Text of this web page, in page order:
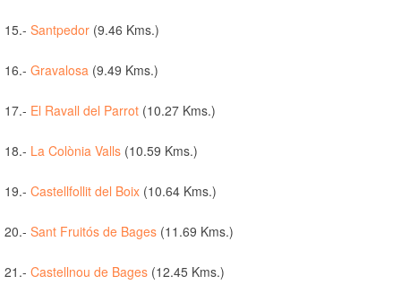
15.- Santpedor (9.46 Kms.)
16.- Gravalosa (9.49 Kms.)
17.- El Ravall del Parrot (10.27 Kms.)
18.- La Colònia Valls (10.59 Kms.)
19.- Castellfollit del Boix (10.64 Kms.)
20.- Sant Fruitós de Bages (11.69 Kms.)
21.- Castellnou de Bages (12.45 Kms.)